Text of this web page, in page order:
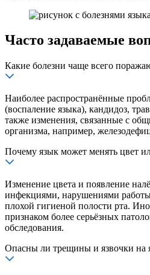
Часто задаваемые
Какие болезни чаще всего
Наиболее распространённые
(воспаление языка), кандидоз,
также изменения, связанные с
организма, например,
Почему язык может менять цвет
Изменение цвета и появление
инфекциями, нарушениями
плохой гигиеной полости рта.
признаком более серьёзных
обследования.
Опасны ли трещины и язвочки на